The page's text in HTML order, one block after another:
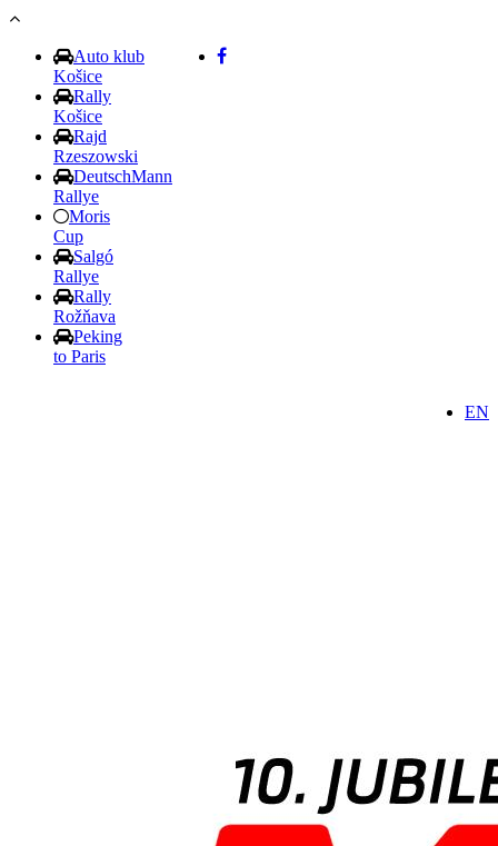
Skočiť na hlavný obsah
Auto klub
Košice
Rally
Košice
Rajd
Rzeszowski
DeutschMann
Rallye
Moris
Cup
Salgó
Rallye
Rally
Rožňava
Peking
to Paris
EN